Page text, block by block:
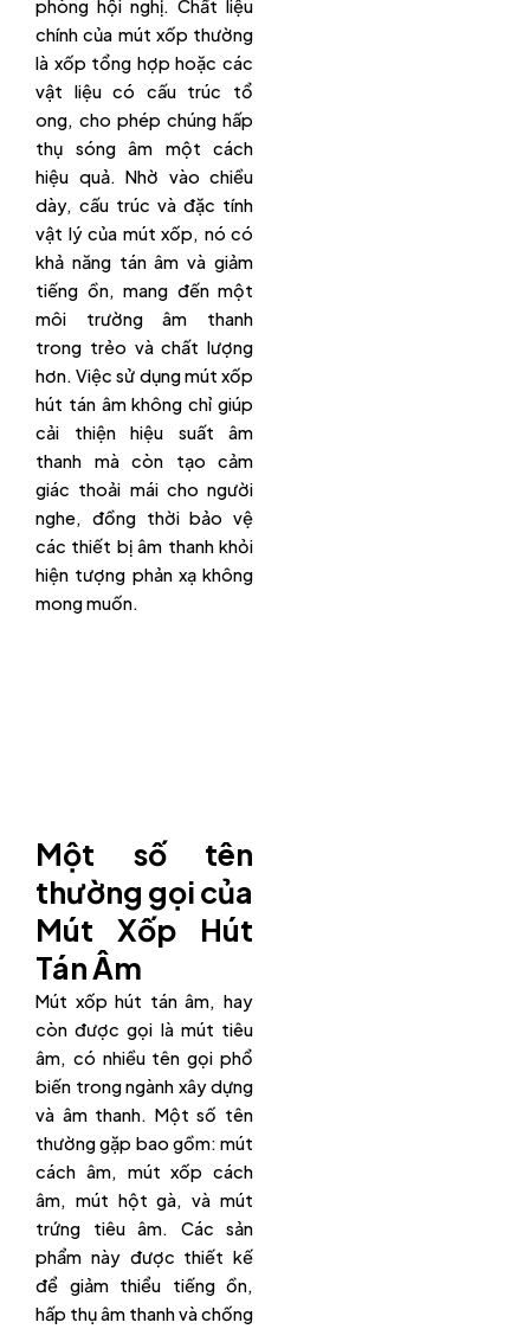
phòng hội nghị. Chất liệu
chính của mút xốp thường
là xốp tổng hợp hoặc các
vật liệu có cấu trúc tổ
ong, cho phép chúng hấp
thụ sóng âm một cách
hiệu quả. Nhờ vào chiều
dày, cấu trúc và đặc tính
vật lý của mút xốp, nó có
khả năng tán âm và giảm
tiếng ồn, mang đến một
môi trường âm thanh
trong trẻo và chất lượng
hơn. Việc sử dụng mút xốp
hút tán âm không chỉ giúp
cải thiện hiệu suất âm
thanh mà còn tạo cảm
giác thoải mái cho người
nghe, đồng thời bảo vệ
các thiết bị âm thanh khỏi
hiện tượng phản xạ không
mong muốn.
Một số tên
thường gọi của
Mút Xốp Hút
Tán Âm
Mút xốp hút tán âm, hay
còn được gọi là mút tiêu
âm, có nhiều tên gọi phổ
biến trong ngành xây dựng
và âm thanh. Một số tên
thường gặp bao gồm: mút
cách âm, mút xốp cách
âm, mút hột gà, và mút
trứng tiêu âm. Các sản
phẩm này được thiết kế
để giảm thiểu tiếng ồn,
hấp thụ âm thanh và chống